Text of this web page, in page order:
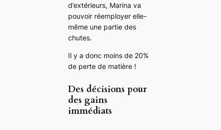
d’extérieurs, Marina va
pouvoir réemployer elle-
même une partie des
chutes.
Il y a donc moins de 20%
de perte de matière !
Des décisions pour
des gains
immédiats